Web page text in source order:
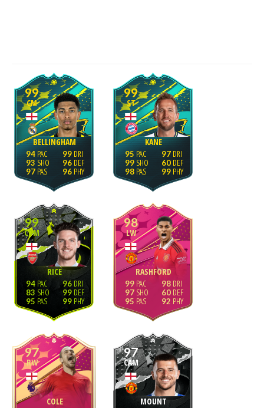
99
CM
BELLINGHAM
94
93
97
99
96
96
99
ST
KANE
95
99
98
97
60
99
99
CDM
RICE
94
83
95
96
99
99
98
LW
RASHFORD
99
97
95
98
60
92
97
RW
COLE
97
CAM
MOUNT